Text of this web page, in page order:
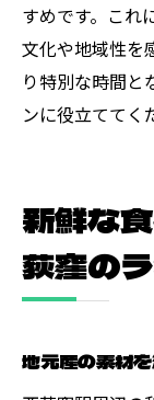
すめです。これ
文化や地域性を
り特別な時間と
ンに役立ててく
新鮮な
荻窪の
地元産の素材